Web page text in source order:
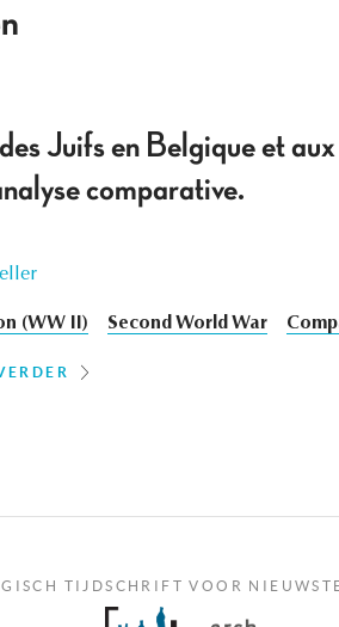
Juifs en Belgique et
comparative.
(WW II) Second World War
TIJDSCHRIFT VOOR